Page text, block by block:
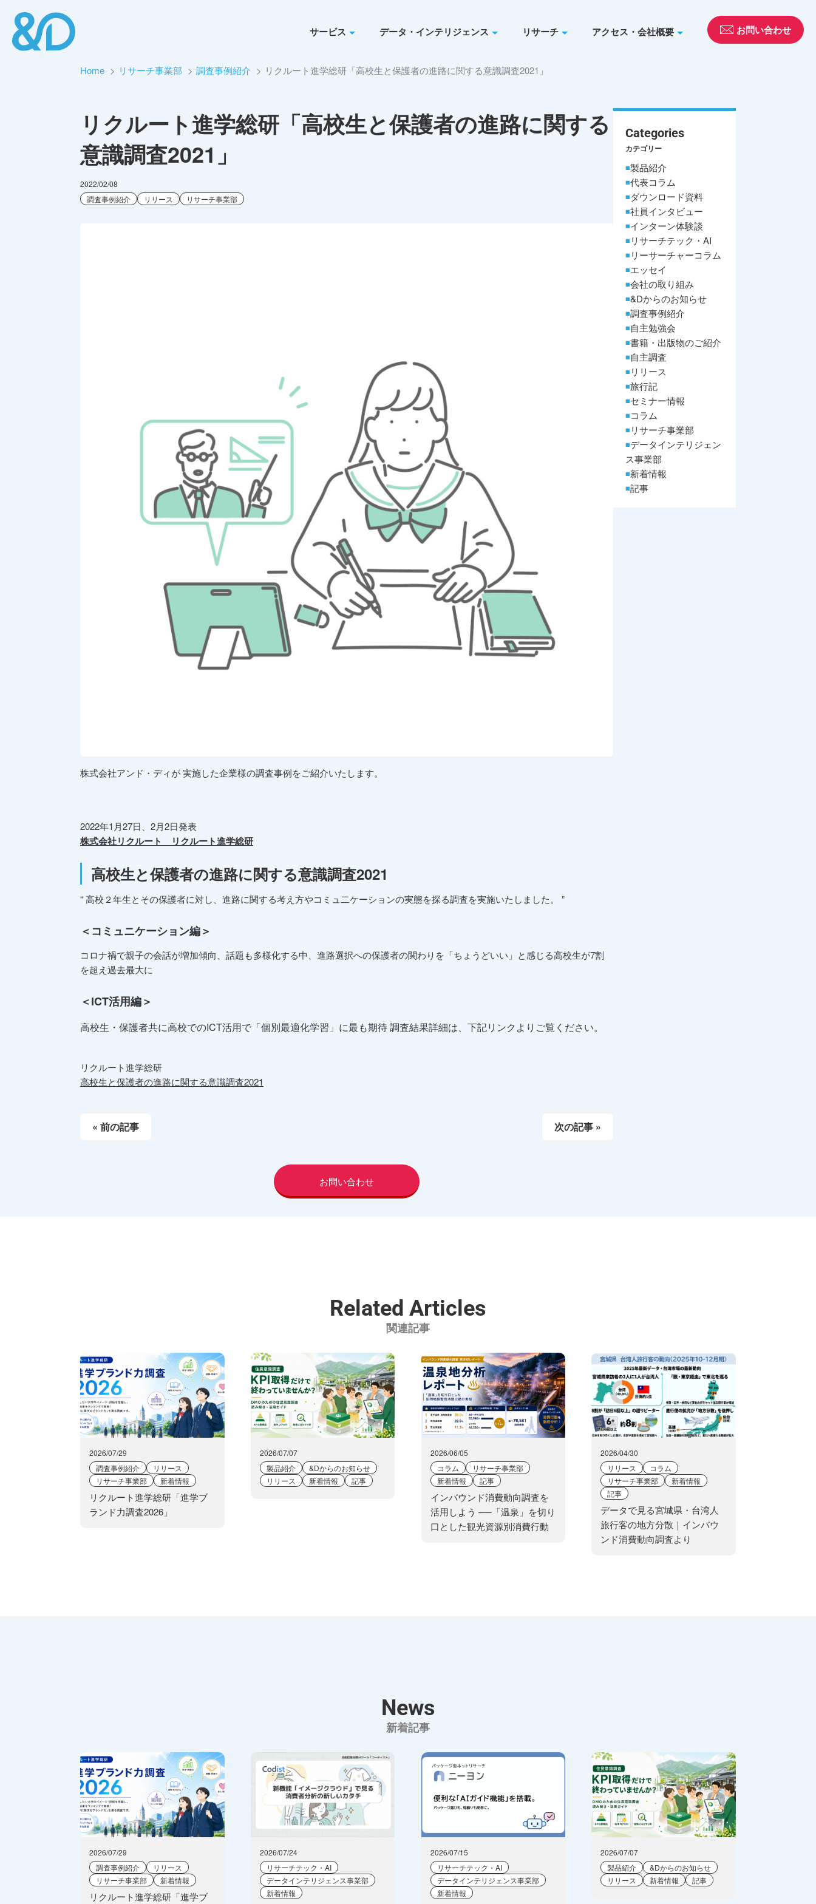
サービス データ・インテリジェンス リサーチ アクセス・会社概要 お問い合わせ
Home リサーチ事業部 調査事例紹介 リクルート進学総研「高校生と保護者の進路に関する意識調査2021」
リクルート進学総研「高校生と保護者の進路に関する
意識調査2021」
2022/02/08
調査事例紹介
リリース リサーチ事業部
株式会社アンド・ディが 実施した企業様の調査事例をご紹介いたします。
2022年1月27日、2月2日発表
株式会社リクルート リクルート進学総研
高校生と保護者の進路に関する意識調査2021
“ 高校２年生とその保護者に対し、進路に関する考え方やコミュ二ケーションの実態を探る調査を実施いたしました。 ”
＜コミュニケーション編＞
コロナ禍で親子の会話が増加傾向、話題も多様化する中、進路選択への保護者の関わりを「ちょうどいい」と感じる高校生が7割
を超え過去最大に
＜ICT活用編＞
高校生・保護者共に高校でのICT活用で「個別最適化学習」に最も期待 調査結果詳細は、下記リンクよりご覧ください。
リクルート進学総研
高校生と保護者の進路に関する意識調査2021
« 前の記事 次の記事 »
お問い合わせ
Categories
カテゴリー
製品紹介
代表コラム
ダウンロード資料
社員インタビュー
インターン体験談
リサーチテック・AI
リーサーチャーコラム
エッセイ
会社の取り組み
&Dからのお知らせ
調査事例紹介
自主勉強会
書籍・出版物のご紹介
自主調査
リリース
旅行記
セミナー情報
コラム
リサーチ事業部
データインテリジェン
ス事業部
新着情報
記事
Related Articles
関連記事
2026/07/29
調査事例紹介
リリース
リサーチ事業部
新着情報
リクルート進学総研「進学ブ
ランド力調査2026」
2026/07/07
製品紹介
&Dからのお知らせ
リリース
新着情報 記事
2026/06/05
コラム
リサーチ事業部
新着情報
記事
インバウンド消費動向調査を
活用しよう ──「温泉」を切り
口とした観光資源別消費行動
2026/04/30
リリース
コラム
リサーチ事業部
新着情報
記事
データで見る宮城県・台湾人
旅行客の地方分散｜インバウ
ンド消費動向調査より
News
新着記事
2026/07/29
調査事例紹介
リリース
リサーチ事業部
新着情報
リクルート進学総研「進学ブ
2026/07/24
リサーチテック・AI
データインテリジェンス事業部
新着情報
2026/07/15
リサーチテック・AI
データインテリジェンス事業部
新着情報
2026/07/07
製品紹介
&Dからのお知らせ
リリース
新着情報 記事